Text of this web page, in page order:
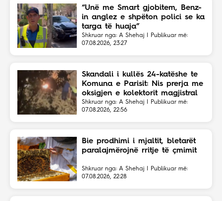
“Unë me Smart gjobitem, Benz-
in anglez e shpëton polici se ka
targa të huaja”
Shkruar nga: A Shehaj | Publikuar më:
07.08.2026, 23:27
Skandali i kullës 24-katëshe te
Komuna e Parisit: Nis prerja me
oksigjen e kolektorit magjistral
në fshehtësi
Shkruar nga: A Shehaj | Publikuar më:
07.08.2026, 22:56
Bie prodhimi i mjaltit, bletarët
paralajmërojnë rritje të çmimit
Shkruar nga: A Shehaj | Publikuar më:
07.08.2026, 22:28